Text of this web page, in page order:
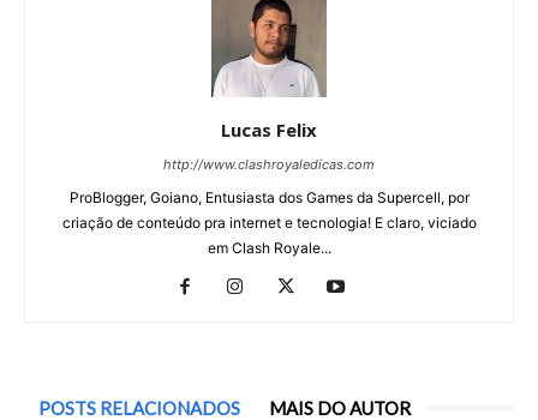
Lucas Felix
http://www.clashroyaledicas.com
ProBlogger, Goiano, Entusiasta dos Games da Supercell, por
criação de conteúdo pra internet e tecnologia! E claro, viciado
em Clash Royale...
POSTS RELACIONADOS MAIS DO AUTOR